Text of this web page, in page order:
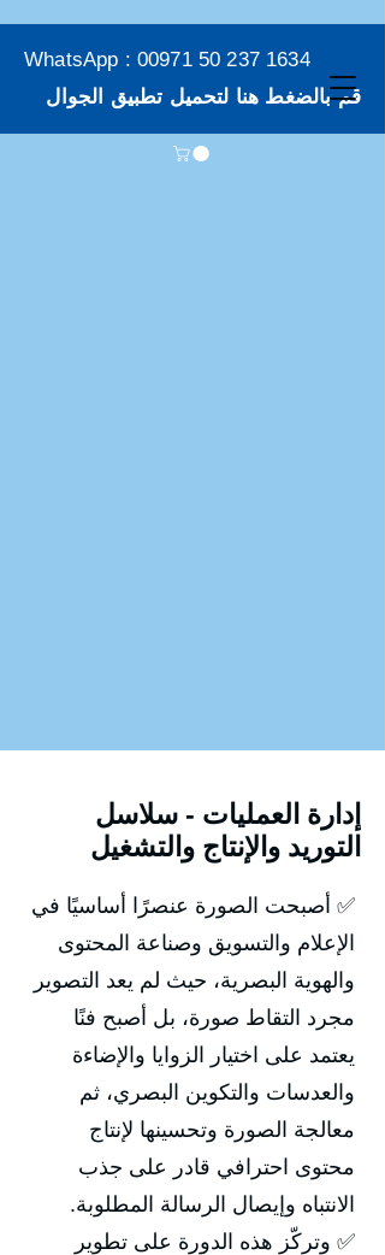
WhatsApp : 00971 50 237 1634
قم بالضغط هنا لتحميل تطبيق الجوال
إدارة العمليات - سلاسل
التوريد والإنتاج والتشغيل
✅ أصبحت الصورة عنصرًا أساسيًا في
الإعلام والتسويق وصناعة المحتوى
والهوية البصرية، حيث لم يعد التصوير
مجرد التقاط صورة، بل أصبح فنًا
يعتمد على اختيار الزوايا والإضاءة
والعدسات والتكوين البصري، ثم
معالجة الصورة وتحسينها لإنتاج
محتوى احترافي قادر على جذب
الانتباه وإيصال الرسالة المطلوبة.
✅ وتركّز هذه الدورة على تطوير